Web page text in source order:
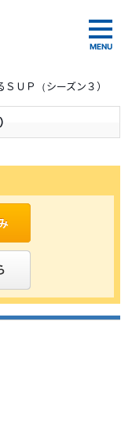
ＵＰ（シーズン３）